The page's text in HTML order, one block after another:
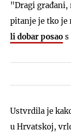
"Dragi građani,
pitanje je tko je
li dobar posao s
Ustvrdila je
u Hrvatskoj,